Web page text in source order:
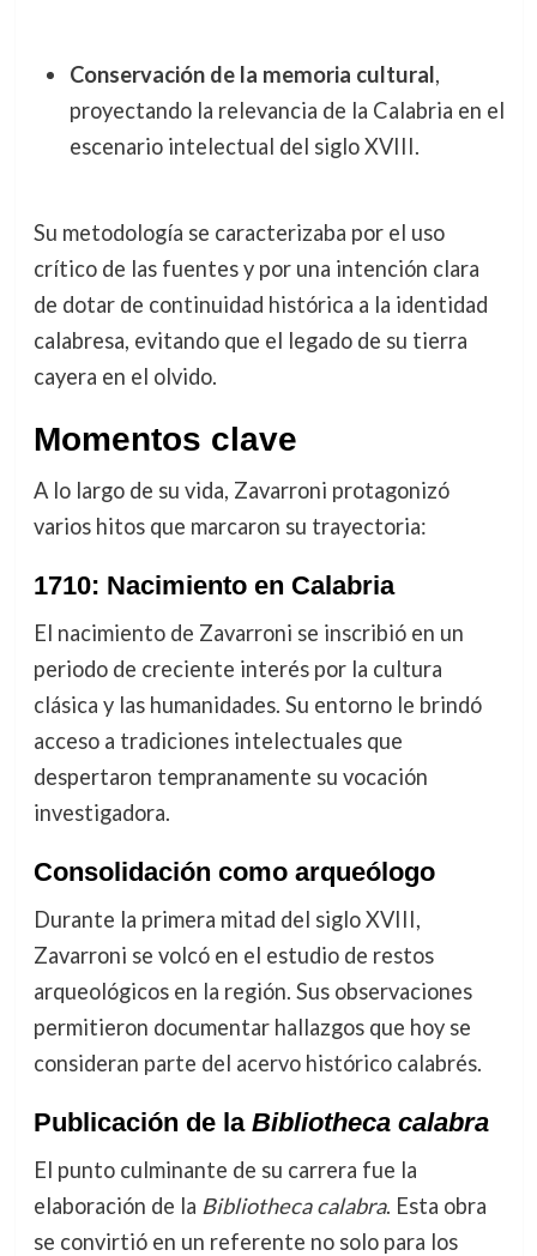
Conservación de la memoria cultural,
proyectando la relevancia de la Calabria en el
escenario intelectual del siglo XVIII.
Su metodología se caracterizaba por el uso
crítico de las fuentes y por una intención clara
de dotar de continuidad histórica a la identidad
calabresa, evitando que el legado de su tierra
cayera en el olvido.
Momentos clave
A lo largo de su vida, Zavarroni protagonizó
varios hitos que marcaron su trayectoria:
1710: Nacimiento en Calabria
El nacimiento de Zavarroni se inscribió en un
periodo de creciente interés por la cultura
clásica y las humanidades. Su entorno le brindó
acceso a tradiciones intelectuales que
despertaron tempranamente su vocación
investigadora.
Consolidación como arqueólogo
Durante la primera mitad del siglo XVIII,
Zavarroni se volcó en el estudio de restos
arqueológicos en la región. Sus observaciones
permitieron documentar hallazgos que hoy se
consideran parte del acervo histórico calabrés.
Publicación de la Bibliotheca calabra
El punto culminante de su carrera fue la
elaboración de la Bibliotheca calabra. Esta obra
se convirtió en un referente no solo para los